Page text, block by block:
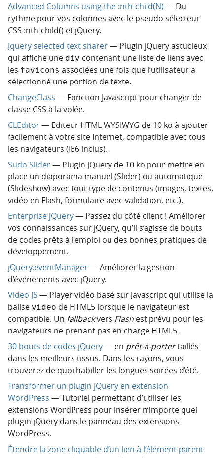
Advanced Columns using the :nth-child(N) — Du
rythme pour vos colonnes avec le pseudo sélecteur
CSS :nth-child() et jQuery.
Jquery selected text sharer— Plugin jQuery astucieux
qui affiche une div contenant une liste de liens avec
les favicons associées une fois que l’utilisateur a
sélectionné une portion de texte.
ChangeClass — Fonction Javascript pour changer de
classe CSS à la volée.
CLEditor— Editeur HTML WYSIWYG de 10 ko à ajouter
facilement à votre site Internet, compatible avec tous
les navigateurs (IE6 inclus).
Sudo Slider— Plugin jQuery de 10 ko pour mettre en
place un diaporama manuel (Slider) ou automatique
(Slideshow) avec tout type de contenus (images, textes,
vidéo en Flash, formulaire avec validation, etc.).
Enterprise jQuery— Passez du côté client ! Améliorer
vos connaissances sur jQuery, qu’il s’agisse de bouts
de codes prêts à l’emploi ou des bonnes pratiques de
développement.
jQuery.eventManager— Améliorer la gestion
d’événements avec jQuery.
Video JS — Player vidéo basé sur Javascript qui utilise la
balise video de HTML5 lorsque le navigateur est
compatible. Un fallbackvers Flash est prévu pour les
navigateurs ne prenant pas en charge HTML5.
30 bouts de codes jQuery— en prêt-à-portertaillés
dans les meilleurs tissus. Dans les rayons, vous
trouverez de quoi habiller les longues soirées d’été.
Transformer un plugin jQuery en extension
WordPress — Tutoriel permettant d’utiliser les
extensions WordPress pour insérer n’importe quel
plugin jQuery dans le panneau des extensions
WordPress.
Étendre la zone cliquable d’un lien à l’élément parent